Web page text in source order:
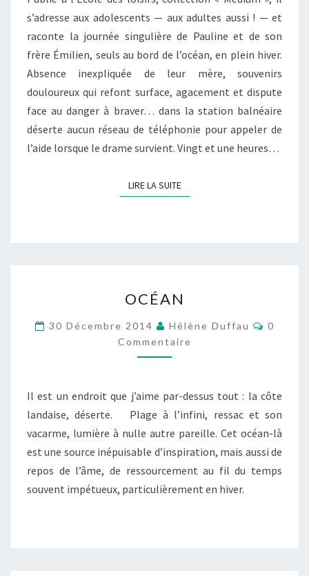
s’adresse aux adolescents — aux adultes aussi ! — et
raconte la journée singulière de Pauline et de son
frère Émilien, seuls au bord de l’océan, en plein hiver.
Absence inexpliquée de leur mère, souvenirs
douloureux qui refont surface, agacement et dispute
face au danger à braver… dans la station balnéaire
déserte aucun réseau de téléphonie pour appeler de
l’aide lorsque le drame survient. Vingt et une heures…
LIRE LA SUITELIRE LA SUITE
OCÉAN
30 Décembre 2014 Hélène Duffau
0
Commentaire
Il est un endroit que j’aime par-dessus tout : la côte
landaise, déserte. Plage à l’infini, ressac et son
vacarme, lumière à nulle autre pareille. Cet océan-là
est une source inépuisable d’inspiration, mais aussi de
repos de l’âme, de ressourcement au fil du temps
souvent impétueux, particulièrement en hiver.